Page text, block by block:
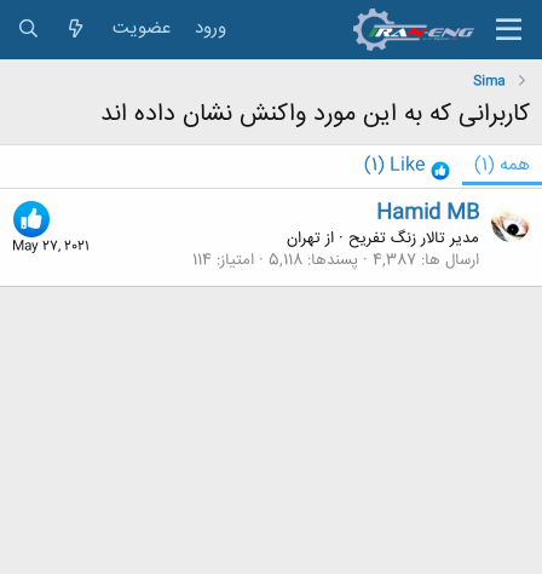
ورود عضویت
Sima
کاربرانی که به این مورد واکنش نشان داده اند
همه (1)
Like
(1)
May 27, 2021
Hamid MB
مدیر تالار زنگ تفریح · ازتهران
ارسال ها 4,387 پسندها 5,118 امتیاز 114